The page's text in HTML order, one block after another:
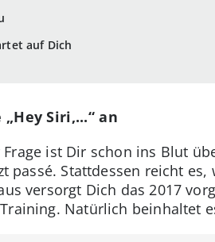
auf Dich
Siri,...“ an
Frage ist Dir schon ins Blut
passé. Stattdessen reicht es,
versorgt Dich das 2017
Natürlich beinhaltet